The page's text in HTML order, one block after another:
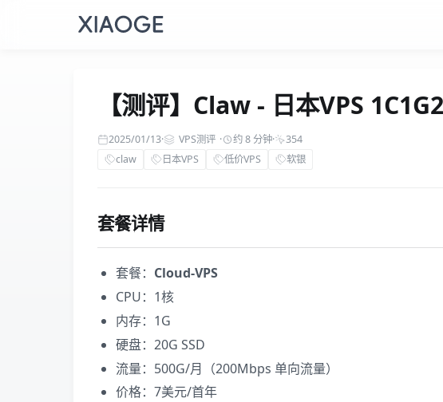
【测评】Claw - 日本VPS
2025/01/13· VPS测评 · 约 8 分钟·
354
claw
日本VPS 低价VPS 软银
套餐详情
套餐： Cloud-VPS
CPU：1核
内存：1G
硬盘：20G SSD
流量：500G/月（200Mbps 单向流量）
价格：7美元/首年